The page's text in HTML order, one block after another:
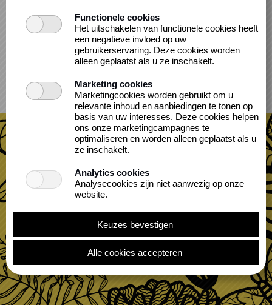
Cookieverklaring
Toegankelijkheidsbeleid
Functionele cookies
Het uitschakelen van functionele cookies heeft
een negatieve invloed op uw
gebruikerservaring. Deze cookies worden
alleen geplaatst als u ze inschakelt.
Marketing cookies
Marketingcookies worden gebruikt om u
relevante inhoud en aanbiedingen te tonen op
basis van uw interesses. Deze cookies helpen
ons onze marketingcampagnes te
optimaliseren en worden alleen geplaatst als u
ze inschakelt.
Analytics cookies
Analysecookies zijn niet aanwezig op onze
website.